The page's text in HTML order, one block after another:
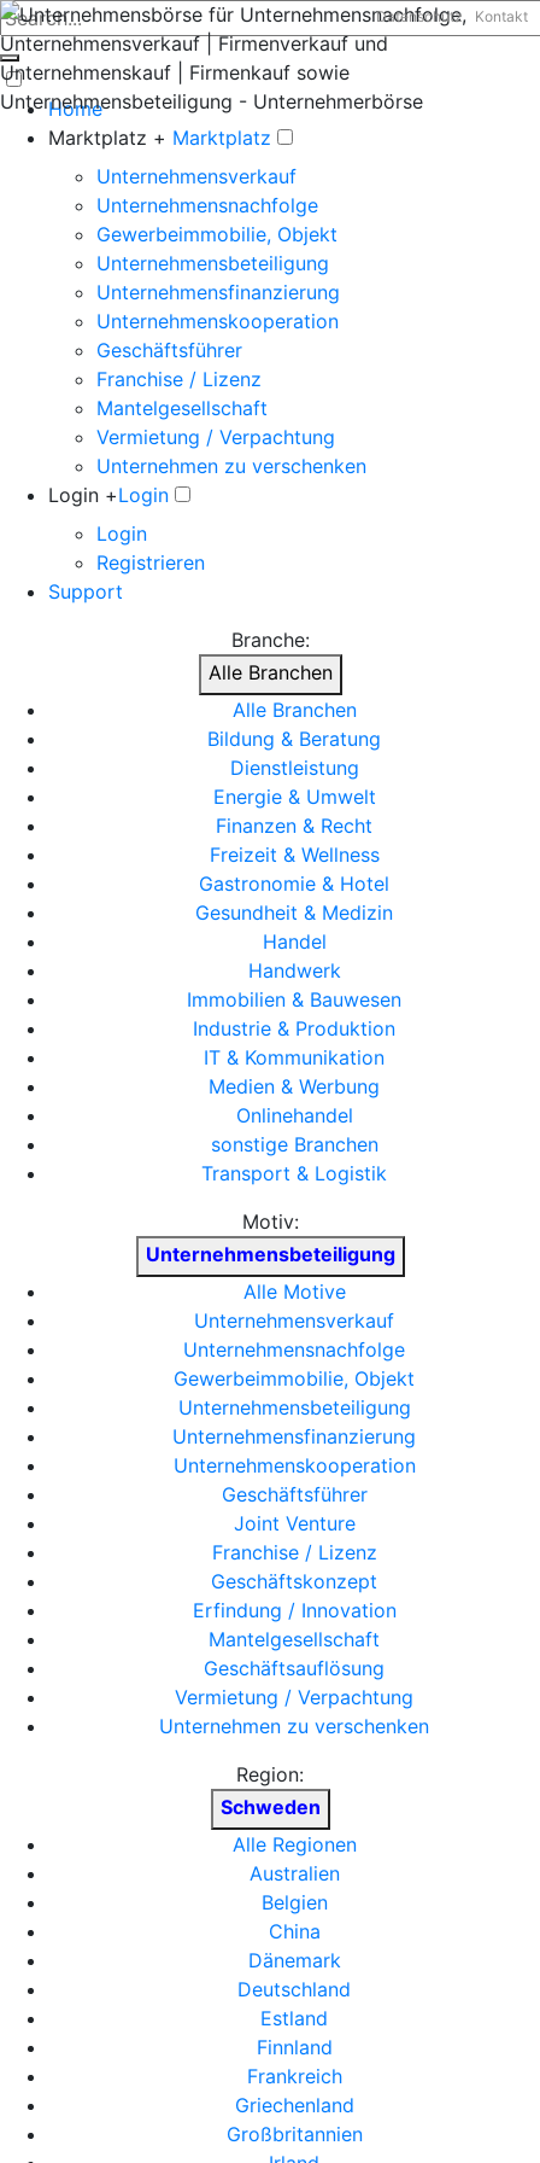
Datenschutz Kontakt
Home
Marktplatz + Marktplatz
Unternehmensverkauf
Unternehmensnachfolge
Gewerbeimmobilie, Objekt
Unternehmensbeteiligung
Unternehmensfinanzierung
Unternehmenskooperation
Geschäftsführer
Franchise / Lizenz
Mantelgesellschaft
Vermietung / Verpachtung
Unternehmen zu verschenken
Login +Login
Login
Registrieren
Support
Branche:
Alle Branchen
Alle Branchen
Bildung & Beratung
Dienstleistung
Energie & Umwelt
Finanzen & Recht
Freizeit & Wellness
Gastronomie & Hotel
Gesundheit & Medizin
Handel
Handwerk
Immobilien & Bauwesen
Industrie & Produktion
IT & Kommunikation
Medien & Werbung
Onlinehandel
sonstige Branchen
Transport & Logistik
Motiv:
Unternehmensbeteiligung
Alle Motive
Unternehmensverkauf
Unternehmensnachfolge
Gewerbeimmobilie, Objekt
Unternehmensbeteiligung
Unternehmensfinanzierung
Unternehmenskooperation
Geschäftsführer
Joint Venture
Franchise / Lizenz
Geschäftskonzept
Erfindung / Innovation
Mantelgesellschaft
Geschäftsauflösung
Vermietung / Verpachtung
Unternehmen zu verschenken
Region:
Schweden
Alle Regionen
Australien
Belgien
China
Dänemark
Deutschland
Estland
Finnland
Frankreich
Griechenland
Großbritannien